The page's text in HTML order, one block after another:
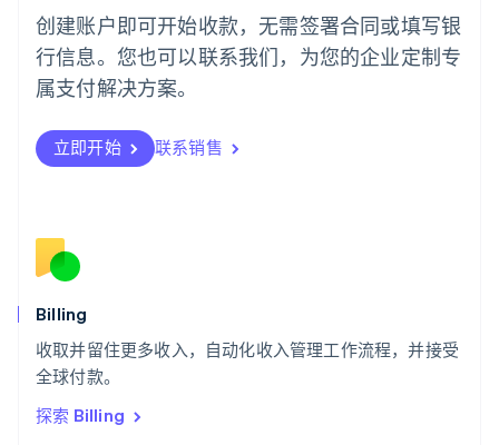
创建账户即可开始收款，无需签署合同或填写银
行信息。您也可以联系我们，为您的企业定制专
属支付解决方案。
立即开始 联系销售
Billing
收取并留住更多收入，自动化收入管理工作流程，并接受
全球付款。
探索 Billing
葡萄牙
Português English
日本
日本語English
瑞典
瑞士
DeutschFrançais
English
斯洛文尼亚
泰国
ไทยEnglish
希腊
English
西班牙